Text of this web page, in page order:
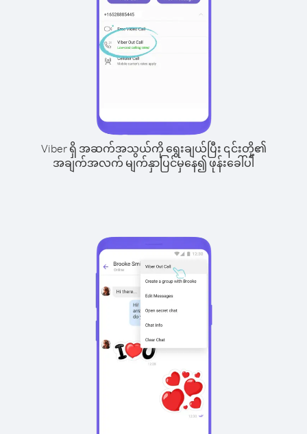
Viber ရှိ အဆက်အသွယ်ကို ရွေးချယ်ပြီး ၎င်းတို့၏
အချက်အလက် မျက်နှာပြင်မှနေ၍ ဖုန်းခေါ်ပါ